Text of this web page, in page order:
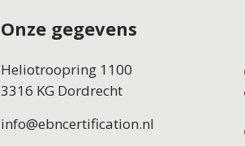
Onze gegevens
Heliotroopring 1100
3316 KG Dordrecht
info@ebncertification.nl